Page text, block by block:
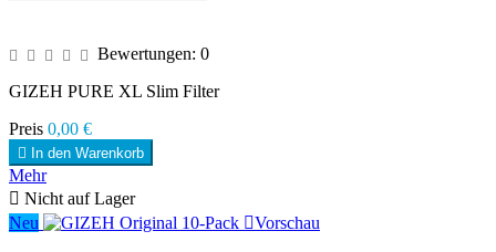
Bewertungen: 0
GIZEH PURE XL Slim Filter
Preis 0,00 €
 In den Warenkorb
Mehr
 Nicht auf Lager
Neu
Vorschau